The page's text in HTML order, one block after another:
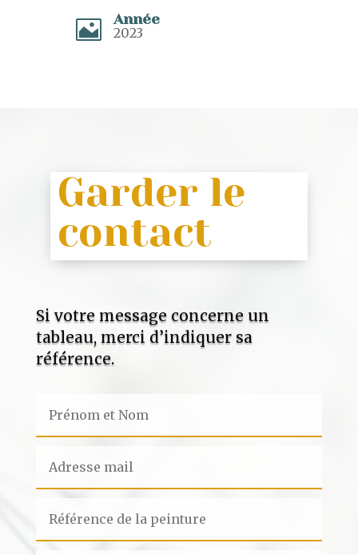

Année
2023
Garder le
contact
Si votre message concerne un
tableau, merci d’indiquer sa
référence.